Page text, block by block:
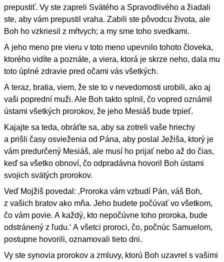
prepustiť. Vy ste zapreli Svätého a Spravodlivého a žiadali
ste, aby vám prepustil vraha. Zabili ste pôvodcu života, ale
Boh ho vzkriesil z mŕtvych; a my sme toho svedkami.
A jeho meno pre vieru v toto meno upevnilo tohoto človeka,
ktorého vidíte a poznáte, a viera, ktorá je skrze neho, dala mu
toto úplné zdravie pred očami vás všetkých.
A teraz, bratia, viem, že ste to v nevedomosti urobili, ako aj
vaši poprední muži. Ale Boh takto splnil, čo vopred oznámil
ústami všetkých prorokov, že jeho Mesiáš bude trpieť.
Kajajte sa teda, obráťte sa, aby sa zotreli vaše hriechy
a prišli časy osvieženia od Pána, aby poslal Ježiša, ktorý je
vám predurčený Mesiáš, ale musí ho prijať nebo až do čias,
keď sa všetko obnoví, čo odpradávna hovoril Boh ústami
svojich svätých prorokov.
Veď Mojžiš povedal: ‚Proroka vám vzbudí Pán, váš Boh,
z vašich bratov ako mňa. Jeho budete počúvať vo všetkom,
čo vám povie. A každý, kto nepočúvne toho proroka, bude
odstránený z ľudu.‘ A všetci proroci, čo, počnúc Samuelom,
postupne hovorili, oznamovali tieto dni.
Vy ste synovia prorokov a zmluvy, ktorú Boh uzavrel s vašimi